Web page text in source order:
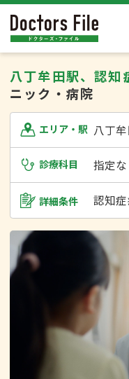
八丁牟田駅、認知
ニック・病院
エリア・駅 八丁
診療科目 指定
詳細条件 認知